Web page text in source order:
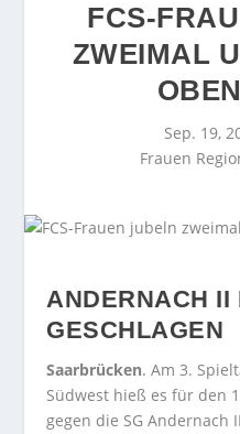
FCS-
ZWEIMAL
Sep. 19,
Frauen
ANDERNACH II
GESCHLAGEN
Saarbrücken. Am 3.
Südwest hieß es für den
gegen die SG Andernach